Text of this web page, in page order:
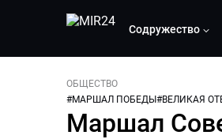
Содружество
ОБЩЕСТВО
#МАРШАЛ ПОБЕДЫ #ВЕЛИКАЯ
Маршал